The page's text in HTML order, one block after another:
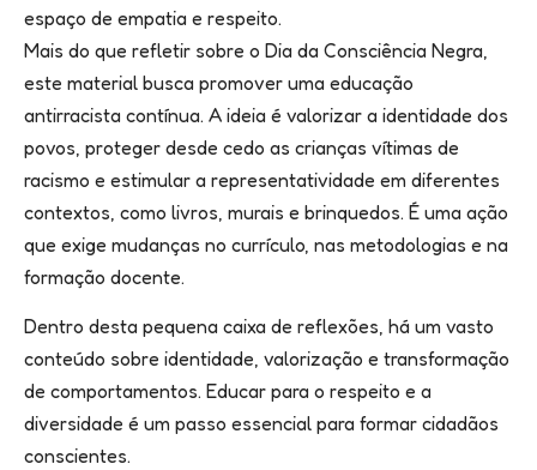
espaço de empatia e respeito.
Mais do que refletir sobre o Dia da Consciência Negra,
este material busca promover uma educação
antirracista contínua. A ideia é valorizar a identidade dos
povos, proteger desde cedo as crianças vítimas de
racismo e estimular a representatividade em diferentes
contextos, como livros, murais e brinquedos. É uma ação
que exige mudanças no currículo, nas metodologias e na
formação docente.
Dentro desta pequena caixa de reflexões, há um vasto
conteúdo sobre identidade, valorização e transformação
de comportamentos. Educar para o respeito e a
diversidade é um passo essencial para formar cidadãos
conscientes.